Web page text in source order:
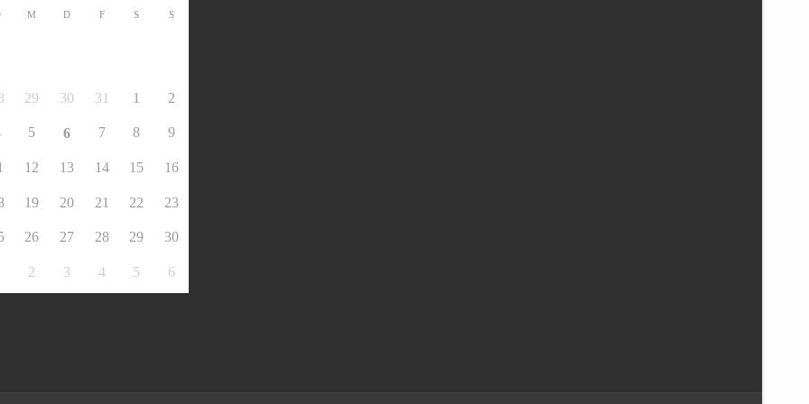
M D F S S
29 30 31 1 2
5 6 7 8 9
12 13 14 15 16
19 20 21 22 23
26 27 28 29 30
2 3 4 5 6